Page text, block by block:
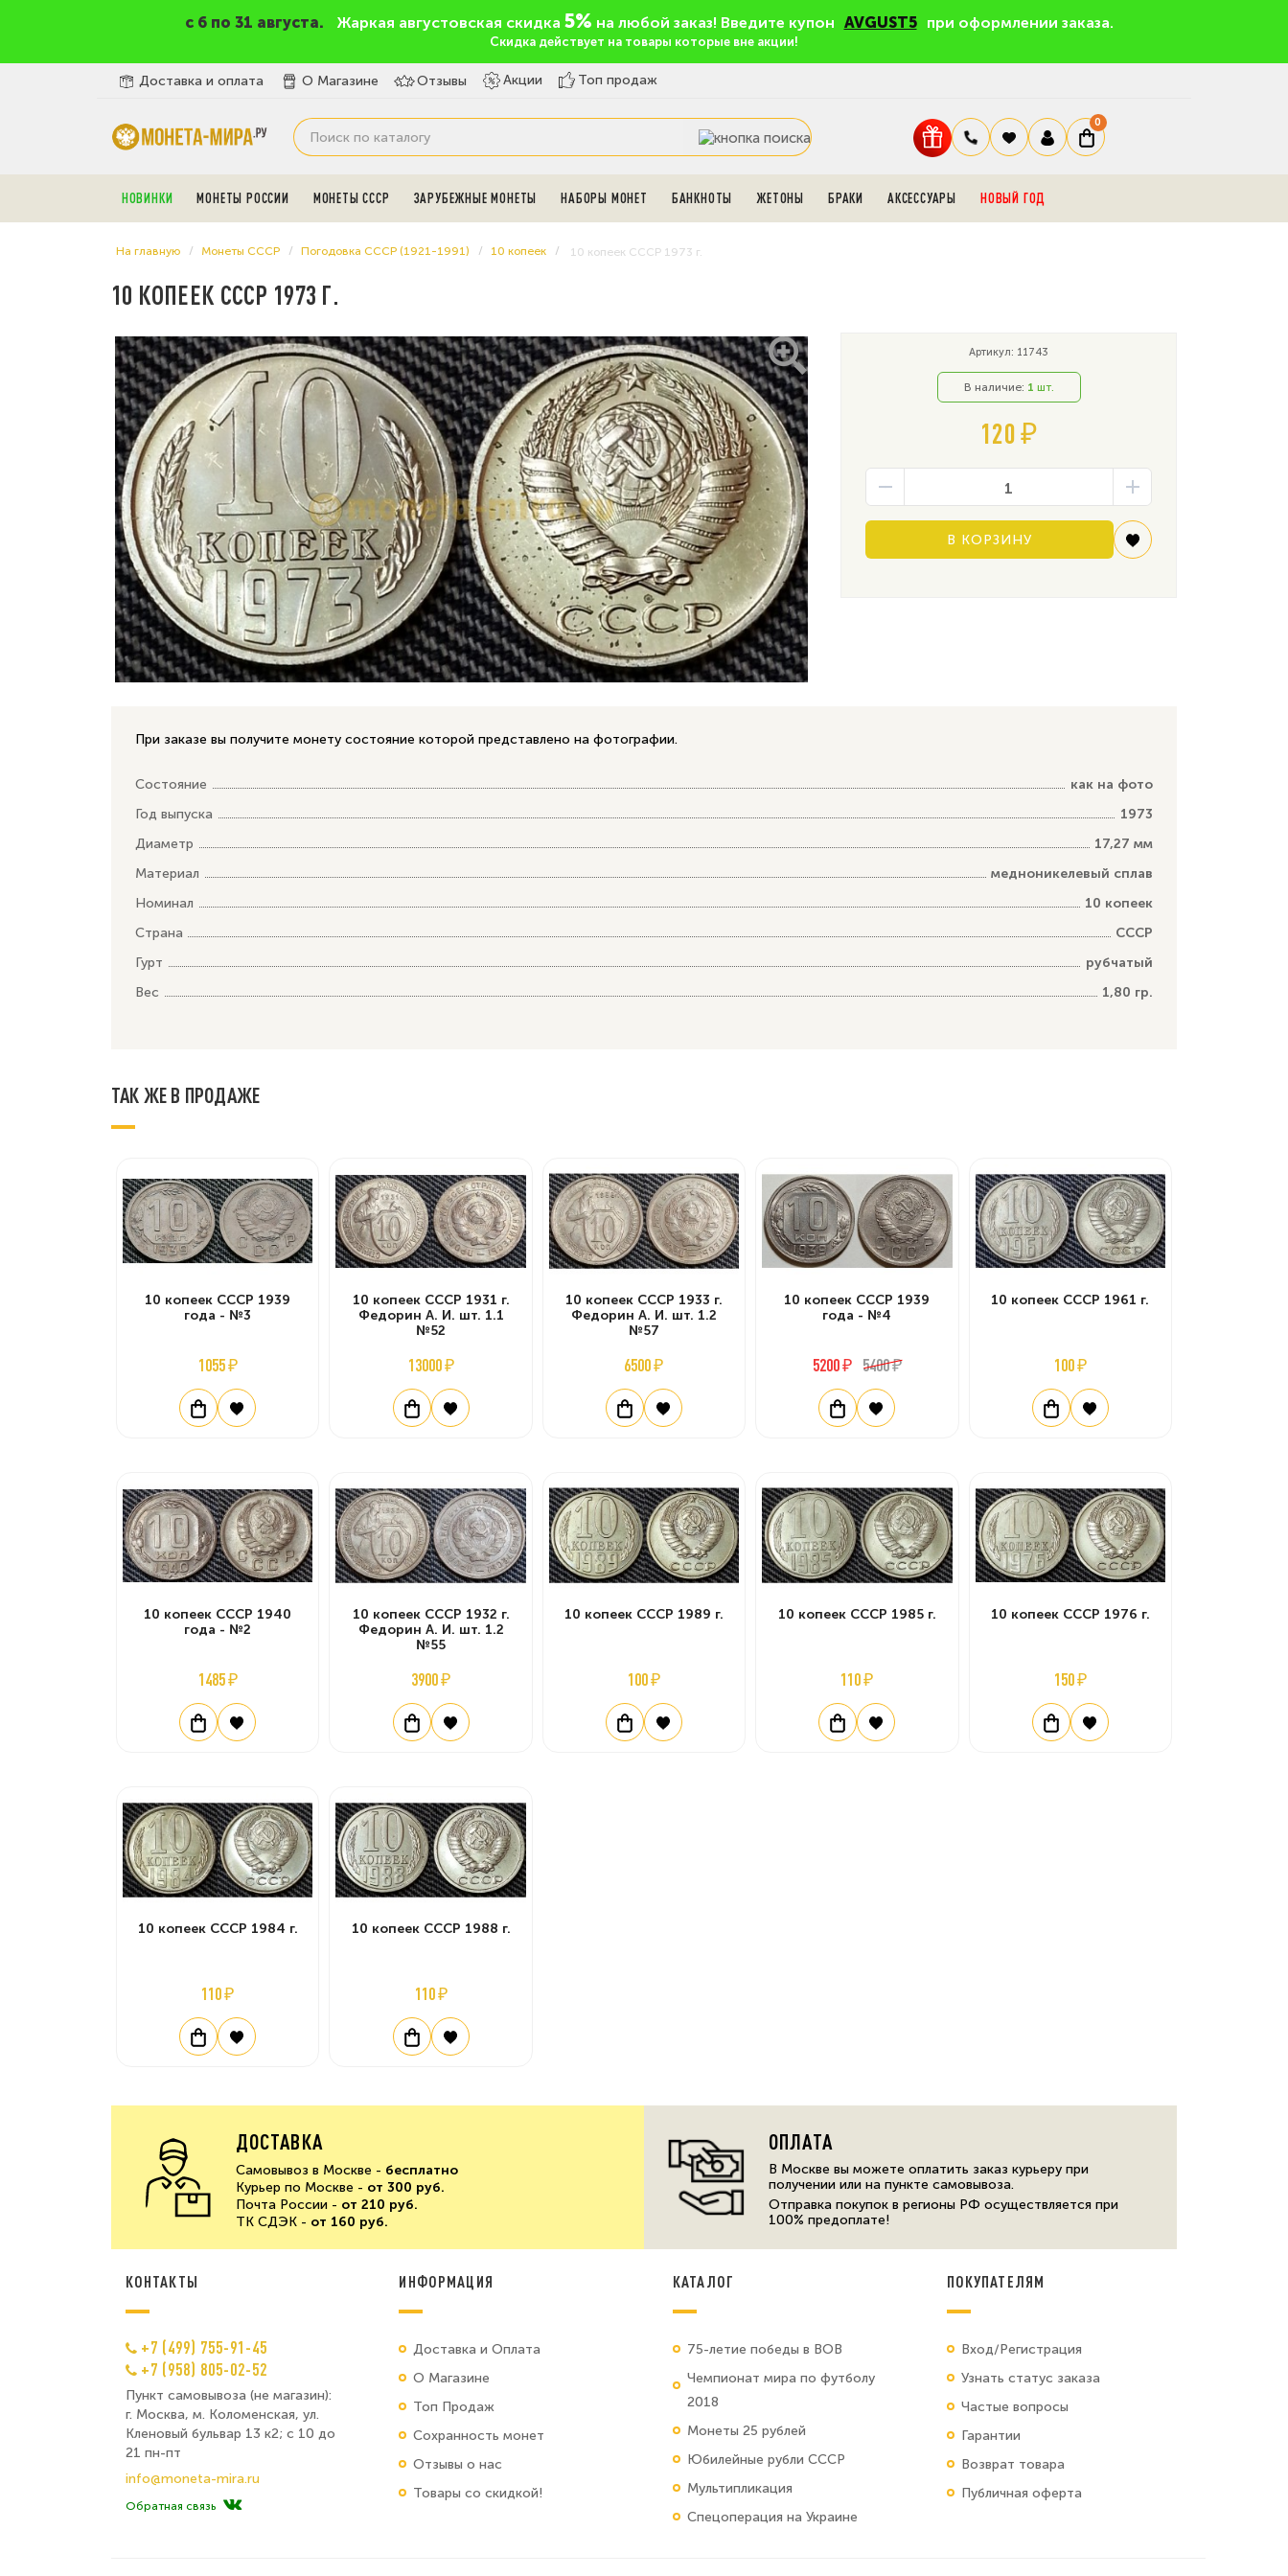
c 6 по 31 августа. Жаркая августовская скидка 5% на любой заказ! Введите купон AVGUST5 при оформлении заказа.
Скидка действует на товары которые вне акции!
Доставка и оплата О Магазине Отзывы Акции Топ продаж
0
НОВИНКИ МОНЕТЫ РОССИИ МОНЕТЫ СССР ЗАРУБЕЖНЫЕ МОНЕТЫ НАБОРЫ МОНЕТ БАНКНОТЫ ЖЕТОНЫ БРАКИ АКСЕССУАРЫ НОВЫЙ ГОД
На главную Монеты СССР Погодовка СССР (1921-1991) 10 копеек 10 копеек СССР 1973 г.
10 КОПЕЕК СССР 1973 Г.
Артикул: 11743
В наличие: 1 шт.
120 ₽
В КОРЗИНУ
При заказе вы получите монету состояние которой представлено на фотографии.
Состояние
как на фото
Год выпуска
1973
Диаметр
17,27 мм
Материал
медноникелевый сплав
Номинал
10 копеек
Страна
СССР
Гурт
рубчатый
Вес
1,80 гр.
ТАК ЖЕ В ПРОДАЖЕ
10 копеек СССР 1939
года - №3
1055 ₽
10 копеек СССР 1931 г.
Федорин А. И. шт. 1.1
№52
13000 ₽
10 копеек СССР 1933 г.
Федорин А. И. шт. 1.2
№57
6500 ₽
10 копеек СССР 1939
года - №4
5200 ₽ 5400 ₽
10 копеек СССР 1961 г.
100 ₽
10 копеек СССР 1940
года - №2
1485 ₽
10 копеек СССР 1932 г.
Федорин А. И. шт. 1.2
№55
3900 ₽
10 копеек СССР 1989 г.
100 ₽
10 копеек СССР 1985 г.
110 ₽
10 копеек СССР 1976 г.
150 ₽
10 копеек СССР 1984 г.
110 ₽
10 копеек СССР 1988 г.
110 ₽
ДОСТАВКА
Самовывоз в Москве - бесплатно
Курьер по Москве - от 300 руб.
Почта России - от 210 руб.
ТК СДЭК - от 160 руб.
ОПЛАТА
В Москве вы можете оплатить заказ курьеру при
получении или на пункте самовывоза.
Отправка покупок в регионы РФ осуществляется при
100% предоплате!
КОНТАКТЫ
+7 (499) 755-91-45
+7 (958) 805-02-52
Пункт самовывоза (не магазин):
г. Москва, м. Коломенская, ул.
Кленовый бульвар 13 к2; с 10 до
21 пн-пт
info@moneta-mira.ru
Обратная связь
ИНФОРМАЦИЯ
Доставка и Оплата
О Магазине
Топ Продаж
Сохранность монет
Отзывы о нас
Товары со скидкой!
КАТАЛОГ
75-летие победы в ВОВ
Чемпионат мира по футболу
2018
Монеты 25 рублей
Юбилейные рубли СССР
Мультипликация
Спецоперация на Украине
ПОКУПАТЕЛЯМ
Вход/Регистрация
Узнать статус заказа
Частые вопросы
Гарантии
Возврат товара
Публичная оферта